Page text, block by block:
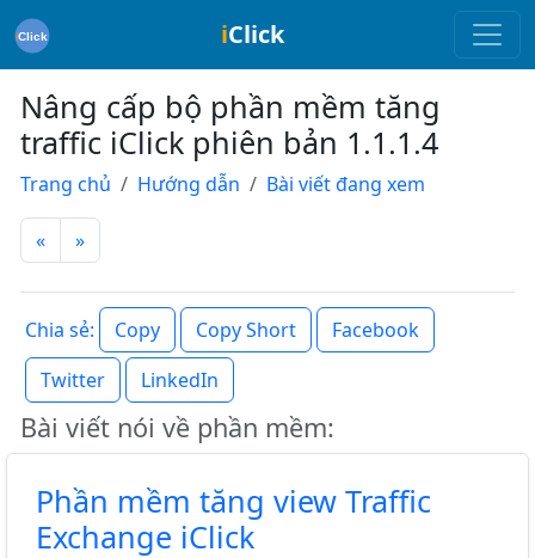
iClick
Nâng cấp bộ phần mềm tăng
traffic iClick phiên bản 1.1.1.4
Trang chủ Hướng dẫn Bài viết đang xem
« »
Chia sẻ: Copy Copy Short
Facebook
Twitter
LinkedIn
Bài viết nói về phần mềm:
Phần mềm tăng view Traffic
Exchange iClick